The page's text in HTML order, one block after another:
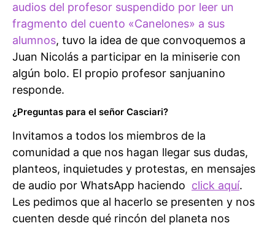
audios del profesor suspendido por leer un
fragmento del cuento «Canelones» a sus
alumnos, tuvo la idea de que convoquemos a
Juan Nicolás a participar en la miniserie con
algún bolo. El propio profesor sanjuanino
responde.
¿Preguntas para el señor Casciari?
Invitamos a todos los miembros de la
comunidad a que nos hagan llegar sus dudas,
planteos, inquietudes y protestas, en mensajes
de audio por WhatsApp haciendo click aquí.
Les pedimos que al hacerlo se presenten y nos
cuenten desde qué rincón del planeta nos